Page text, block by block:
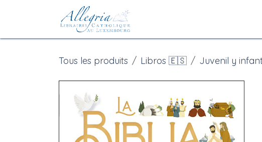
Se rendre au contenu
Tous les produits Libros 🇪🇸 Juvenil y